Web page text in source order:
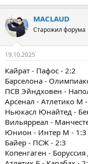
MACLAUD
Старожил форума
19.10.2025
Кайрат - Пафос - 2:2
Барселона -
ПСВ Эйндховен -
Арсенал - Атлетико М
Ньюкасл Юнайтед -
Вильярреал -
Юнион - Интер М - 1:3
Байер - ПСЖ - 2:3
Копенгаген -